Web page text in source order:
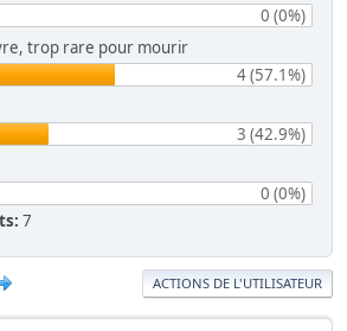
0 (0%)
trop rare pour mourir
4 (57.1%)
3 (42.9%)
0 (0%)
7
ACTIONS DE L'UTILISATEUR